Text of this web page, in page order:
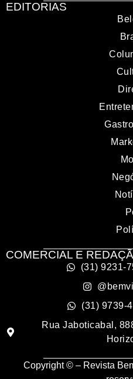
EDITORIAS
COMERCIAL E
(31) 9231-
(31) 9739-
Rua Jaboticabal,
Copyright © – Revista